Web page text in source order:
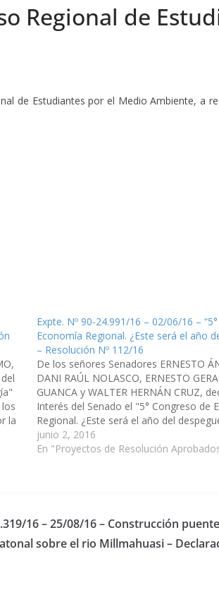
Regional de
de Estudiantes por el Medio Ambiente, a
la
Expte. Nº 90-24.991/16 – 02/06/16 –
Economía Regional. ¿Este será el año
– Resolución Nº 112/16
De los señores Senadores ERNESTO
DANI RAÚL NOLASCO, ERNESTO
GUANCA y WALTER HERNÁN CRUZ,
Interés del Senado el "5° Congreso de
Regional. ¿Este será el año del
organizado por la Universidad Católica
través de la Facultad de Economía y
junio 2, 2016
En "Proyectos de Resolución
16 – 25/08/16 – Construcción
sobre el rio Millmahuasi –